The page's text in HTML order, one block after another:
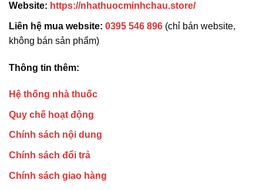
Website: https://nhathuocminhchau.store/
Liên hệ mua website: 0395 546 896 (chỉ bán website,
không bán sản phẩm)
Thông tin thêm:
Hệ thống nhà thuốc
Quy chế hoạt động
Chính sách nội dung
Chính sách đổi trả
Chính sách giao hàng